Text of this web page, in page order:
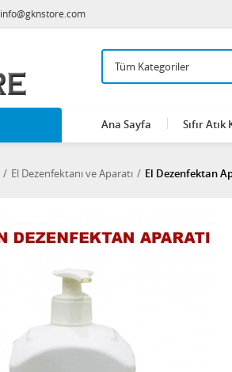
info@gknstore.com
Ana Sayfa Sıfır Atık
El Dezenfektanı ve Aparatı El Dezenfektan